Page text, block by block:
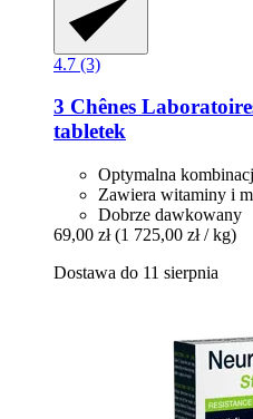
4.7 (3)
3 Chênes
tabletek
Optymalna
Zawiera witaminy i
Dobrze dawkowany
69,00 zł (1 725,00 zł / kg)
Dostawa do 11 sierpnia